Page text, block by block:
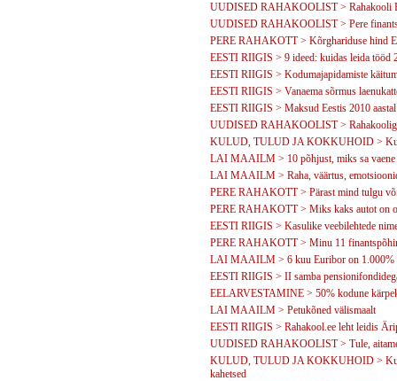
UUDISED RAHAKOOLIST > Rahakooli
UUDISED RAHAKOOLIST > Pere
PERE RAHAKOTT > Kõrghariduse hind
EESTI RIIGIS > 9 ideed: kuidas leida tööd
EESTI RIIGIS > Kodumajapidamiste
EESTI RIIGIS > Vanaema sõrmus
EESTI RIIGIS > Maksud Eestis 2010 aastal
UUDISED RAHAKOOLIST >
KULUD, TULUD JA KOKKUHOID >
LAI MAAILM > 10 põhjust, miks sa vaene
LAI MAAILM > Raha, väärtus,
PERE RAHAKOTT > Pärast mind tulgu
PERE RAHAKOTT > Miks kaks autot on
EESTI RIIGIS > Kasulike veebilehtede
PERE RAHAKOTT > Minu 11
LAI MAAILM > 6 kuu Euribor on 1.000%
EESTI RIIGIS > II samba
EELARVESTAMINE > 50% kodune
LAI MAAILM > Petukõned välismaalt
EESTI RIIGIS > Rahakool.ee leht leidis
UUDISED RAHAKOOLIST > Tule,
KULUD, TULUD JA KOKKUHOID >
kahetsed